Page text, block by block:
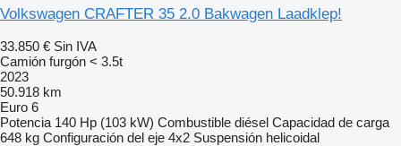
Volkswagen CRAFTER 35 2.0 Bakwagen Laadklep!
33.850 € Sin IVA
Camión furgón < 3.5t
2023
50.918 km
Euro 6
Potencia 140 Hp (103 kW) Combustible diésel Capacidad de carga
648 kg Configuración del eje 4x2 Suspensión helicoidal